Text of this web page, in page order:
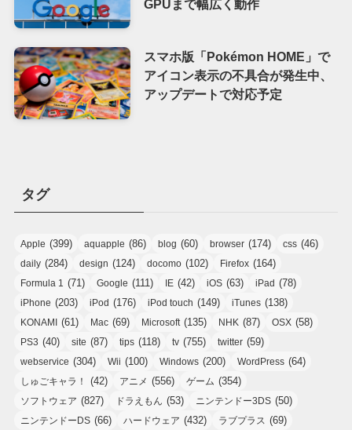
GPUまで幅広く動作
スマホ版「Pokémon HOME」で
アイコン表示の不具合が発生中、
アップデートで対応予定
タグ
Apple (399) aquapple (86) blog (60) browser (174) css (46)
daily (284) design (124) docomo (102) Firefox (164)
Formula 1 (71) Google (111) IE (42) iOS (63) iPad (78)
iPhone (203) iPod (176) iPod touch (149) iTunes (138)
KONAMI (61) Mac (69) Microsoft (135) NHK (87) OSX (58)
PS3 (40) site (87) tips (118) tv (755) twitter (59)
webservice (304) Wii (100) Windows (200) WordPress (64)
しゅごキャラ！ (42) アニメ (556) ゲーム (354)
ソフトウェア (827) ドラえもん (53) ニンテンドー3DS (50)
ニンテンドーDS (66) ハードウェア (432) ラブプラス (69)